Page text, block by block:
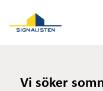
Vi söker